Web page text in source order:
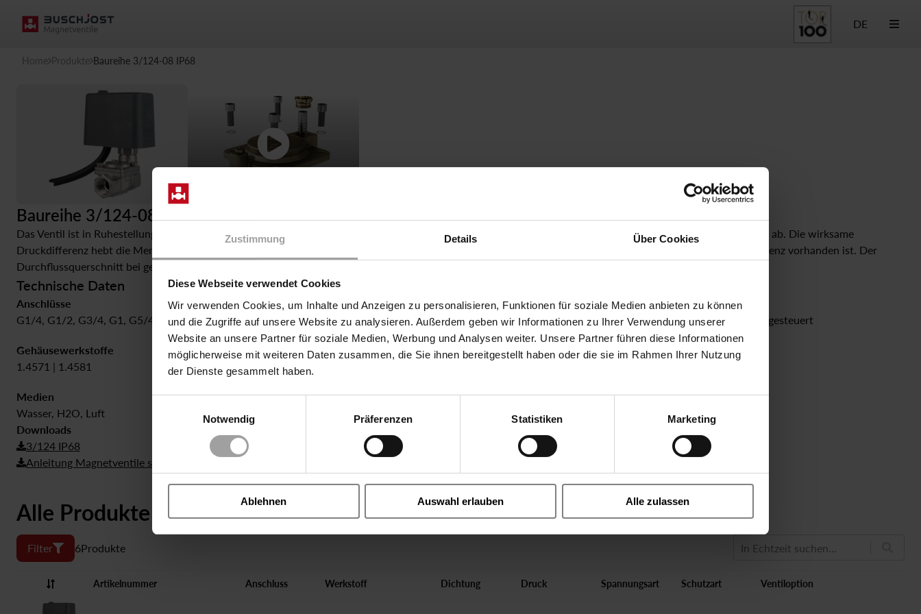
Zustimmung Details Über Cookies
Diese Webseite verwendet Cookies
Wir verwenden Cookies, um Inhalte und Anzeigen zu personalisieren, Funktionen für soziale Medien anbieten zu können
und die Zugriffe auf unsere Website zu analysieren. Außerdem geben wir Informationen zu Ihrer Verwendung unserer
Website an unsere Partner für soziale Medien, Werbung und Analysen weiter. Unsere Partner führen diese Informationen
möglicherweise mit weiteren Daten zusammen, die Sie ihnen bereitgestellt haben oder die sie im Rahmen Ihrer Nutzung
der Dienste gesammelt haben.
Notwendig
Präferenzen Statistiken Marketing
Ablehnen Auswahl erlauben Alle zulassen
DE
Home Produkte Baureihe 3/124-08 IP68
Baureihe 3/124-08 IP68
Das Ventil ist in Ruhestellung geschlossen. Bei bestromten Magnet baut sich die Druckdifferenz von der Sekundärseite der Membrane über die Servobohrung ab. Die wirksame
Druckdifferenz hebt die Membrane vom Ventilsitz ab. Diese Ventile werden dort eingesetzt wo zum öffnen des vollen Querschnittes eine mindest Druckdifferenz vorhanden ist. Der
Durchflussquerschnitt bei geöffnetem Ventil ist abhängig vom Druckunterschied. Magnet Gießharz vergossen mit 3m Kabel.
Technische Daten
Anschlüsse
G1/4, G1/2, G3/4, G1, G5/4, G6/4, G2
Druck
0.3 bar bis 20 bar
Temperatur
0 °C bis 80 °C
Steuerungsart
elektrisch servogesteuert
Gehäusewerkstoffe
1.4571 | 1.4581
Dichtung
NBR
Medien
Wasser, H2O, Luft
Downloads
3/124 IP68
Anleitung Magnetventile servogesteuert
Alle Produkte
Filter 6Produkte In Echtzeit suchen...
Artikelnummer Anschluss Werkstoff Dichtung Druck Spannungsart Schutzart Ventiloption